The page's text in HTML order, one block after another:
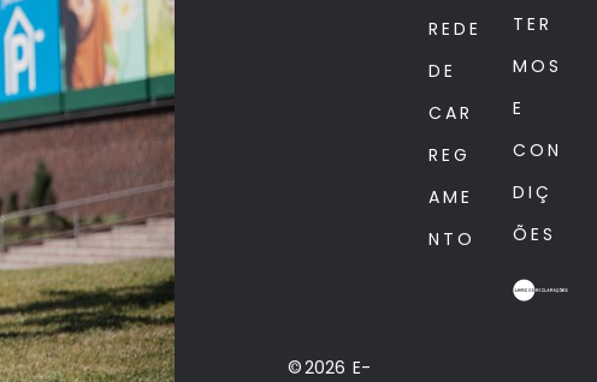
REDE
DE
CAR
REG
AME
NTO
TER
MOS
E
CON
DIÇ
ÕES
© 2026 E-